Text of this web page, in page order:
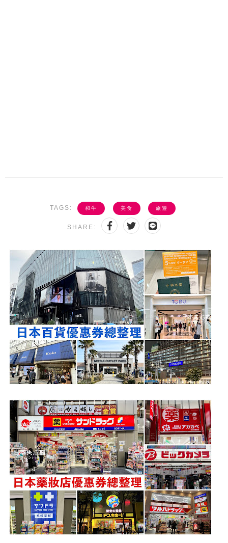
TAGS: 和牛 美食 旅遊
SHARE: